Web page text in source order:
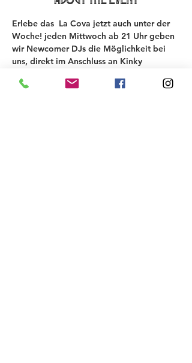
Erlebe das  La Cova jetzt auch unter der
Woche! jeden Mittwoch ab 21 Uhr geben
wir Newcomer DJs die Möglichkeit bei
uns, direkt im Anschluss an Kinky
wir spezielle Getränke Angebote. Es ist